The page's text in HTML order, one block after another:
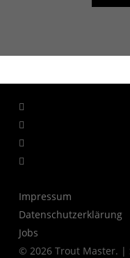
facebook
linkedin
youtube
instagram
Impressum
Datenschutzerklärung
Jobs
© 2026 Trout Master. |